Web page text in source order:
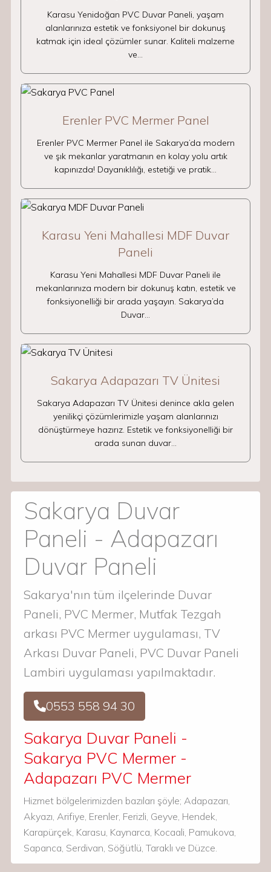
Karasu Yenidoğan PVC Duvar Paneli, yaşam
alanlarınıza estetik ve fonksiyonel bir dokunuş
katmak için ideal çözümler sunar. Kaliteli malzeme
ve…
Erenler PVC Mermer Panel
Erenler PVC Mermer Panel ile Sakarya’da modern
ve şık mekanlar yaratmanın en kolay yolu artık
kapınızda! Dayanıklılığı, estetiği ve pratik…
Karasu Yeni Mahallesi MDF Duvar
Paneli
Karasu Yeni Mahallesi MDF Duvar Paneli ile
mekanlarınıza modern bir dokunuş katın, estetik ve
fonksiyonelliği bir arada yaşayın. Sakarya’da
Duvar…
Sakarya Adapazarı TV Ünitesi
Sakarya Adapazarı TV Ünitesi denince akla gelen
yenilikçi çözümlerimizle yaşam alanlarınızı
dönüştürmeye hazırız. Estetik ve fonksiyonelliği bir
arada sunan duvar…
Sakarya Duvar
Paneli - Adapazarı
Duvar Paneli
Sakarya'nın tüm ilçelerinde Duvar
Paneli, PVC Mermer, Mutfak Tezgah
arkası PVC Mermer uygulaması, TV
Arkası Duvar Paneli, PVC Duvar Paneli
Lambiri uygulaması yapılmaktadır.
0553 558 94 30
Sakarya Duvar Paneli -
Sakarya PVC Mermer -
Adapazarı PVC Mermer
Hizmet bölgelerimizden bazıları şöyle; Adapazarı,
Akyazı, Arifiye, Erenler, Ferizli, Geyve, Hendek,
Karapürçek, Karasu, Kaynarca, Kocaali, Pamukova,
Sapanca, Serdivan, Söğütlü, Taraklı ve Düzce.